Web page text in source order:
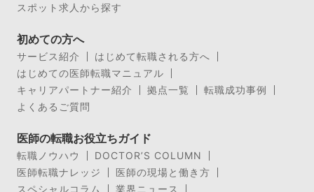
スポット求人から探す
初めての方へ
サービス紹介
はじめて転職される方へ
はじめての医師転職マニュアル
キャリアパートナー紹介
拠点一覧
転職成功事例
よくあるご質問
医師の転職お役立ちガイド
転職ノウハウ
DOCTOR’S COLUMN
医師転職ナレッジ
医師の現場と働き方
スペシャルコラム
業界ニュース